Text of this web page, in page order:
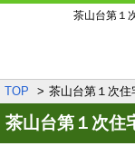
茶山台第１
TOP 茶山台第１次住
茶山台第１次住